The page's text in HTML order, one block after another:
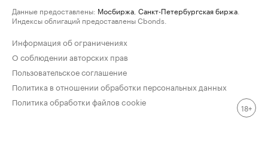
Данные предоставлены: Мосбиржа Санкт-Петербургская биржа
Индексы облигаций предоставлены Cbonds.
Информация об ограничениях
О соблюдении авторских прав
Пользовательское соглашение
Политика в отношении обработки персональных данных
Политика обработки файлов cookie
18+